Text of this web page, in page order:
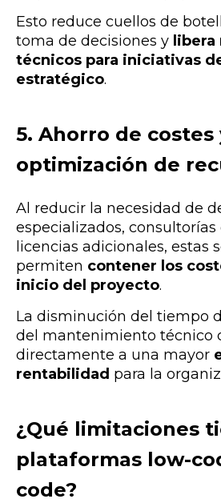
Esto reduce cuellos de
toma de decisiones y
técnicos para iniciativas
estratégico.
5. Ahorro de costes
optimización de
Al reducir la necesidad de
especializados, consultorías
licencias adicionales, estas
permiten contener los
inicio del proyecto.
La disminución del tiempo
del mantenimiento técnico
directamente a una mayor
rentabilidad para la
¿Qué limitaciones
plataformas low-
code?